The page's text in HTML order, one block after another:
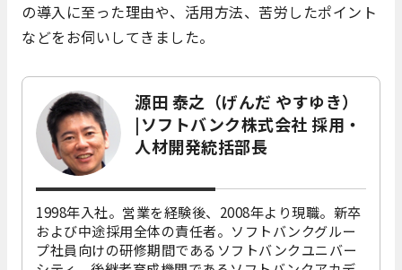
の導入に至った理由や、活用方法、苦労したポイント
などをお伺いしてきました。
源田 泰之（げんだ やすゆき）
|ソフトバンク株式会社 採用・
人材開発統括部長
1998年入社。営業を経験後、2008年より現職。新卒
および中途採用全体の責任者。ソフトバンクグルー
プ社員向けの研修期間であるソフトバンクユニバー